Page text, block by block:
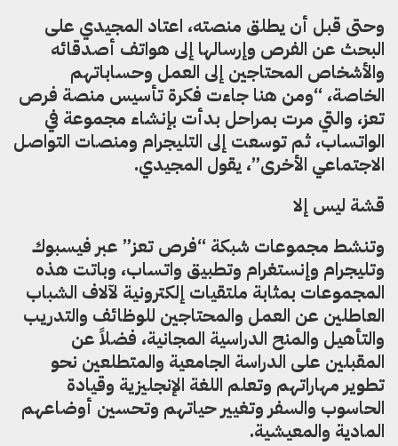
وحتى قبل أن يطلق منصته، اعتاد المجيدي على
البحث عن الفرص وإرسالها إلى هواتف أصدقائه
والأشخاص المحتاجين إلى العمل وحساباتهم
الخاصة، “ومن هنا جاءت فكرة تأسيس منصة فرص
تعز، والتي مرت بمراحل بدأت بإنشاء مجموعة في
الواتساب، ثم توسعت إلى التليجرام ومنصات التواصل
الاجتماعي الأخرى”، يقول المجيدي.
قشة ليس إلا
وتنشط مجموعات شبكة “فرص تعز” عبر فيسبوك
وتليجرام وإنستغرام وتطبيق واتساب، وباتت هذه
المجموعات بمثابة ملتقيات إلكترونية لآلاف الشباب
العاطلين عن العمل والمحتاجين للوظائف والتدريب
والتأهيل والمنح الدراسية المجانية، فضلاً عن
المقبلين على الدراسة الجامعية والمتطلعين نحو
تطوير مهاراتهم وتعلم اللغة الإنجليزية وقيادة
الحاسوب والسفر وتغيير حياتهم وتحسين أوضاعهم
المادية والمعيشية.